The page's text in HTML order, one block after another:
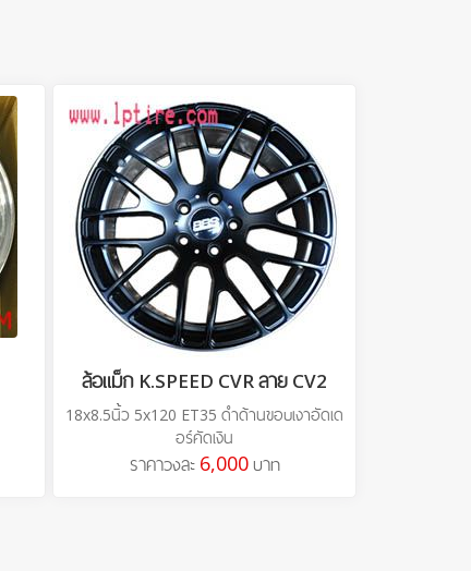
ล้อแม็ก K.SPEED CVR ลาย CV2
18x8.5นิ้ว 5x120 ET35 ดำด้านขอบเงาอัดเด
อร์คัดเงิน
ราคาวงละ 6,000บาท